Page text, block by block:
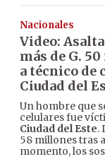
Nacionales
Video:
más de G.
a técnico de
Ciudad del
Un hombre que
celulares fue
Ciudad del Este.
58 millones tras
momento, los